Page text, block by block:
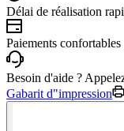
Délai de réalisation
Paiements
Besoin d'aide ?
Gabarit d"impression